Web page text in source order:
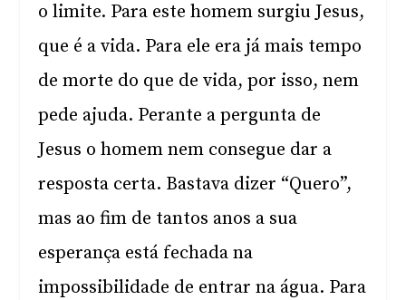
o limite. Para este homem surgiu Jesus,
que é a vida. Para ele era já mais tempo
de morte do que de vida, por isso, nem
pede ajuda. Perante a pergunta de
Jesus o homem nem consegue dar a
resposta certa. Bastava dizer “Quero”,
mas ao fim de tantos anos a sua
esperança está fechada na
impossibilidade de entrar na água. Para